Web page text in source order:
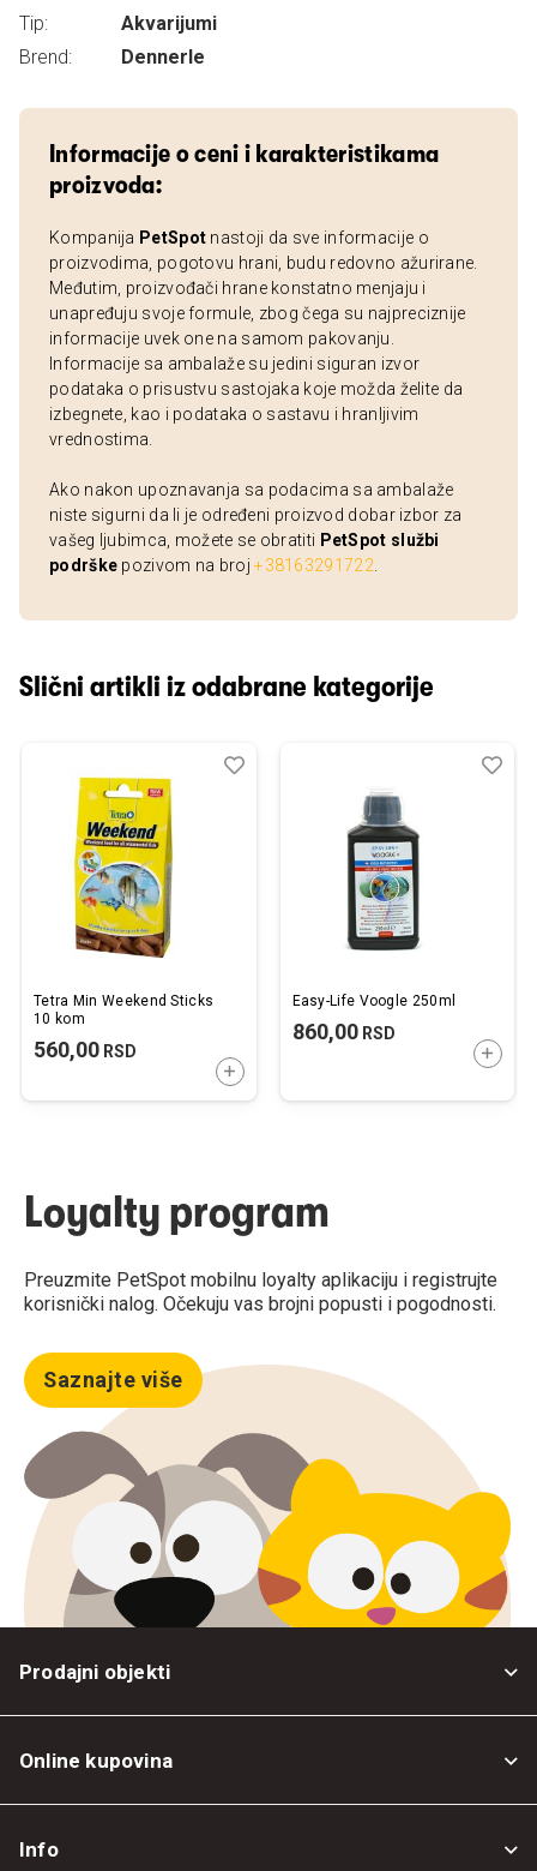
Tip:
Akvarijumi
Brend:
Dennerle
Informacije o ceni i karakteristikama
proizvoda:
Kompanija PetSpot nastoji da sve informacije o
proizvodima, pogotovu hrani, budu redovno ažurirane.
Međutim, proizvođači hrane konstatno menjaju i
unapređuju svoje formule, zbog čega su najpreciznije
informacije uvek one na samom pakovanju.
Informacije sa ambalaže su jedini siguran izvor
podataka o prisustvu sastojaka koje možda želite da
izbegnete, kao i podataka o sastavu i hranljivim
vrednostima.
Ako nakon upoznavanja sa podacima sa ambalaže
niste sigurni da li je određeni proizvod dobar izbor za
vašeg ljubimca, možete se obratiti PetSpot službi
podrške pozivom na broj+38163291722
Slični artikli iz odabrane kategorije
Tetra Min Weekend Sticks
10 kom
560,00 RSD
DODAJTE U KORPU
Dodaj
Uporedi
Easy-Life Voogle 250ml
860,00RSD
Loyalty program
Preuzmite PetSpot mobilnu loyalty aplikaciju i registrujte
korisnički nalog. Očekuju vas brojni popusti i pogodnosti.
Saznajte više
Prodajni objekti
Online kupovina
Info